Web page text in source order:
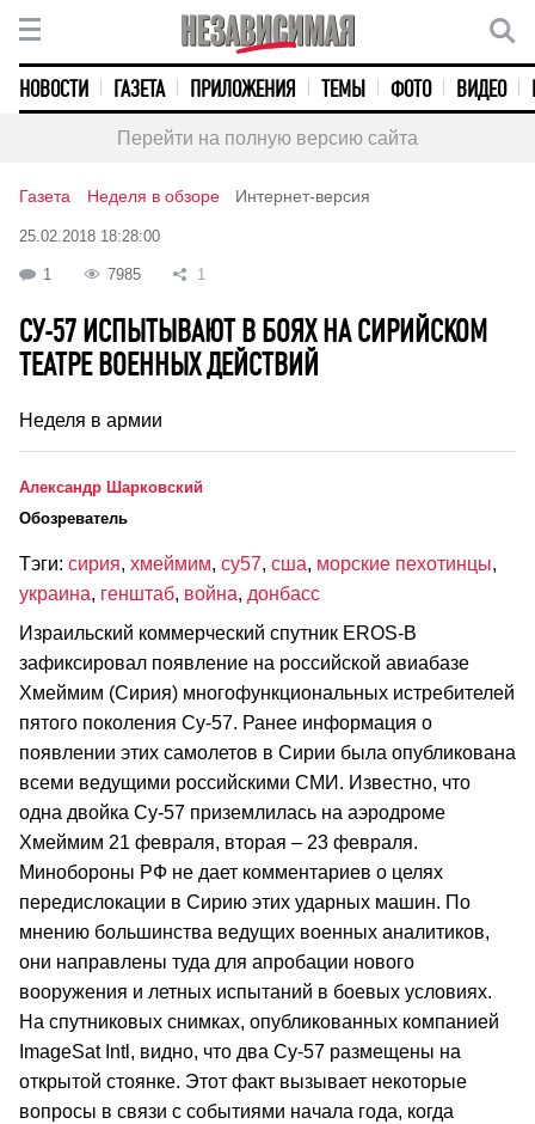
НОВОСТИ ГАЗЕТА ПРИЛОЖЕНИЯ ТЕМЫ ФОТО ВИДЕО
Перейти на полную версию сайта
Газета Неделя в обзоре Интернет-версия
25.02.2018 18:28:00
1 7985 1
СУ-57 ИСПЫТЫВАЮТ В БОЯХ НА СИРИЙСКОМ
ТЕАТРЕ ВОЕННЫХ ДЕЙСТВИЙ
Неделя в армии
Александр Шарковский
Обозреватель
Тэги: сирия, хмеймим, су57, сша, морские пехотинцы,
украина, генштаб, война, донбасс
Израильский коммерческий спутник EROS-B
зафиксировал появление на российской авиабазе
Хмеймим (Сирия) многофункциональных истребителей
пятого поколения Су-57. Ранее информация о
появлении этих самолетов в Сирии была опубликована
всеми ведущими российскими СМИ. Известно, что
одна двойка Су-57 приземлилась на аэродроме
Хмеймим 21 февраля, вторая – 23 февраля.
Минобороны РФ не дает комментариев о целях
передислокации в Сирию этих ударных машин. По
мнению большинства ведущих военных аналитиков,
они направлены туда для апробации нового
вооружения и летных испытаний в боевых условиях.
На спутниковых снимках, опубликованных компанией
ImageSat Intl, видно, что два Су-57 размещены на
открытой стоянке. Этот факт вызывает некоторые
вопросы в связи с событиями начала года, когда